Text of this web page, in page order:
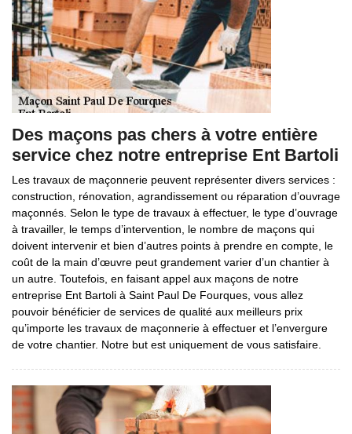
Des maçons pas chers à votre entière
service chez notre entreprise Ent Bartoli
Les travaux de maçonnerie peuvent représenter divers services :
construction, rénovation, agrandissement ou réparation d’ouvrage
maçonnés. Selon le type de travaux à effectuer, le type d’ouvrage
à travailler, le temps d’intervention, le nombre de maçons qui
doivent intervenir et bien d’autres points à prendre en compte, le
coût de la main d’œuvre peut grandement varier d’un chantier à
un autre. Toutefois, en faisant appel aux maçons de notre
entreprise Ent Bartoli à Saint Paul De Fourques, vous allez
pouvoir bénéficier de services de qualité aux meilleurs prix
qu’importe les travaux de maçonnerie à effectuer et l’envergure
de votre chantier. Notre but est uniquement de vous satisfaire.